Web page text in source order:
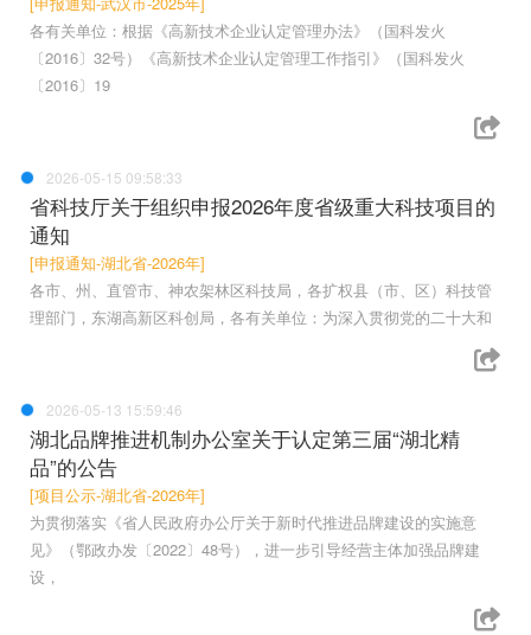
各有关单位：根据《高新技术企业认定管理办法》（国科发火
〔2016〕32号）《高新技术企业认定管理工作指引》（国科发火
〔2016〕19
2026-05-15 09:58:33
省科技厅关于组织申报2026年度省级重大科技项目的
通知
[申报通知-湖北省-2026年]
各市、州、直管市、神农架林区科技局，各扩权县（市、区）科技管
理部门，东湖高新区科创局，各有关单位：为深入贯彻党的二十大和
2026-05-13 15:59:46
湖北品牌推进机制办公室关于认定第三届“湖北精
品”的公告
[项目公示-湖北省-2026年]
为贯彻落实《省人民政府办公厅关于新时代推进品牌建设的实施意
见》（鄂政办发〔2022〕48号），进一步引导经营主体加强品牌建
设，